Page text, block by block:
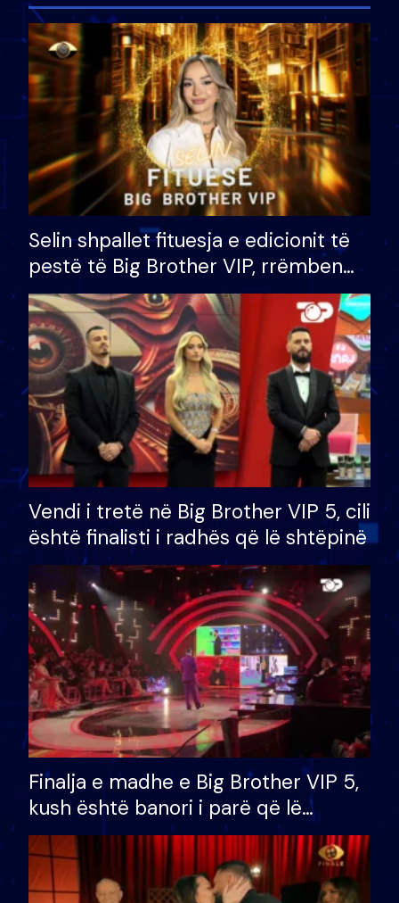
Selin shpallet fituesja e edicionit të
pestë të Big Brother VIP, rrëmben
çmimin e madh prej 100 mijë eurosh
Vendi i tretë në Big Brother VIP 5, cili
është finalisti i radhës që lë shtëpinë
Finalja e madhe e Big Brother VIP 5,
kush është banori i parë që lë
shtëpinë dhe humb mundësinë për
të fituar çmimin e madh